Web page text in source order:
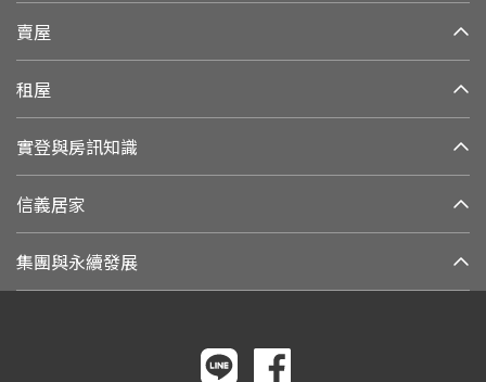
賣屋
租屋
實登與房訊知識
信義居家
集團與永續發展